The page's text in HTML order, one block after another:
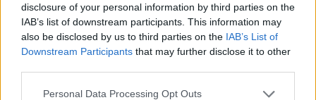
disclosure of your personal information by third parties on the
IAB’s list of downstream participants. This information may
also be disclosed by us to third parties on the IAB’s List of
Downstream Participants that may further disclose it to other
Please note that this website/app uses one or more Google
Personal Data Processing Opt Outs
Utile? Partagez-le sur Facebook!